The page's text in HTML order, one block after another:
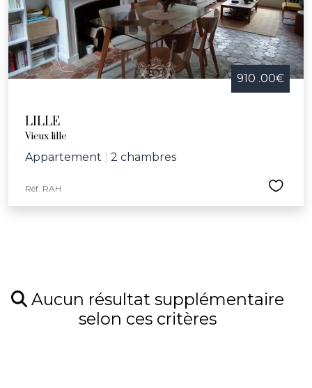
910 .00€
LILLE
Vieux lille
Appartement 2 chambres
Réf. RAH
Aucun résultat supplémentaire
selon ces critères